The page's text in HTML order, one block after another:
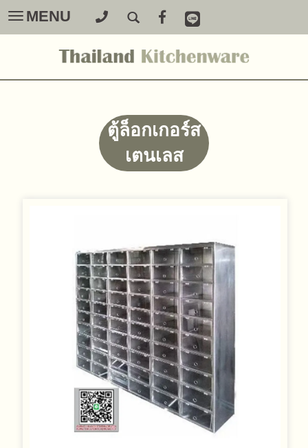
Toggle
navigation
MENU
ตู้ล็อกเกอร์ส
เตนเลส